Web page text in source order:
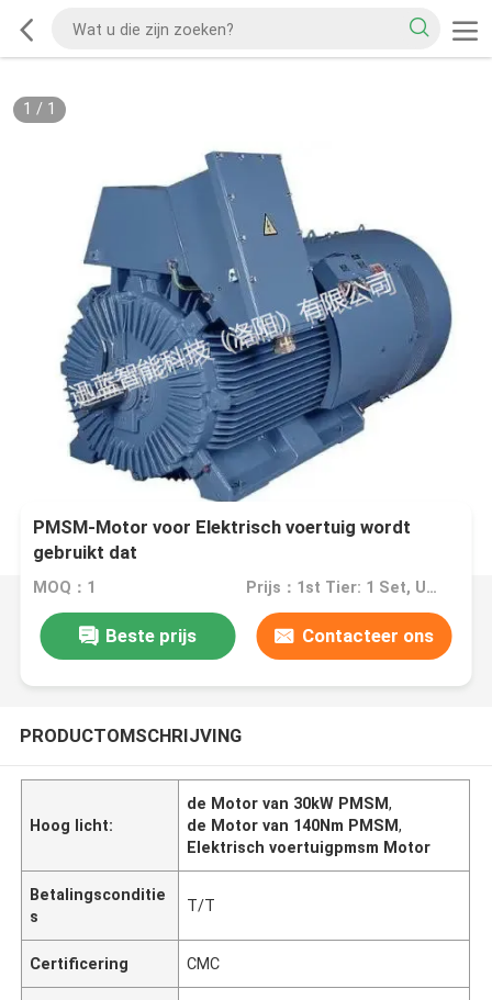
1 / 1
PMSM-Motor voor Elektrisch voertuig wordt
gebruikt dat
MOQ：1 Prijs：1st Tier: 1 Set, Unit Price USD 3.00 2nd Tier: 2-5 Sets, Unit Price USD 2.00 3rd Tier: Over 5 Sets, Unit Price USD 1.00
Beste prijs Contacteer ons
PRODUCTOMSCHRIJVING
Hoog licht:
de Motor van 30kW PMSM,
de Motor van 140Nm PMSM,
Elektrisch voertuigpmsm Motor
Betalingsconditie
s
T/T
Certificering CMC